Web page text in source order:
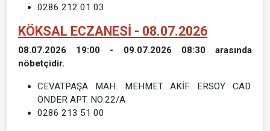
0286 212 01 03
KÖKSAL ECZANESİ - 08.07.2026
08.07.2026 19:00 - 09.07.2026 08:30 arasında
nöbetçidir.
CEVATPAŞA MAH. MEHMET AKİF ERSOY CAD.
ÖNDER APT. NO:22/A
0286 213 51 00